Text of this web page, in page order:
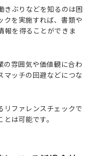
きぶりなどを知るのは困
クを実施すれば、書類や
報を得ることができま
の雰囲気や価値観に合わ
マッチの回避などにつな
リファレンスチェックで
は可能です。